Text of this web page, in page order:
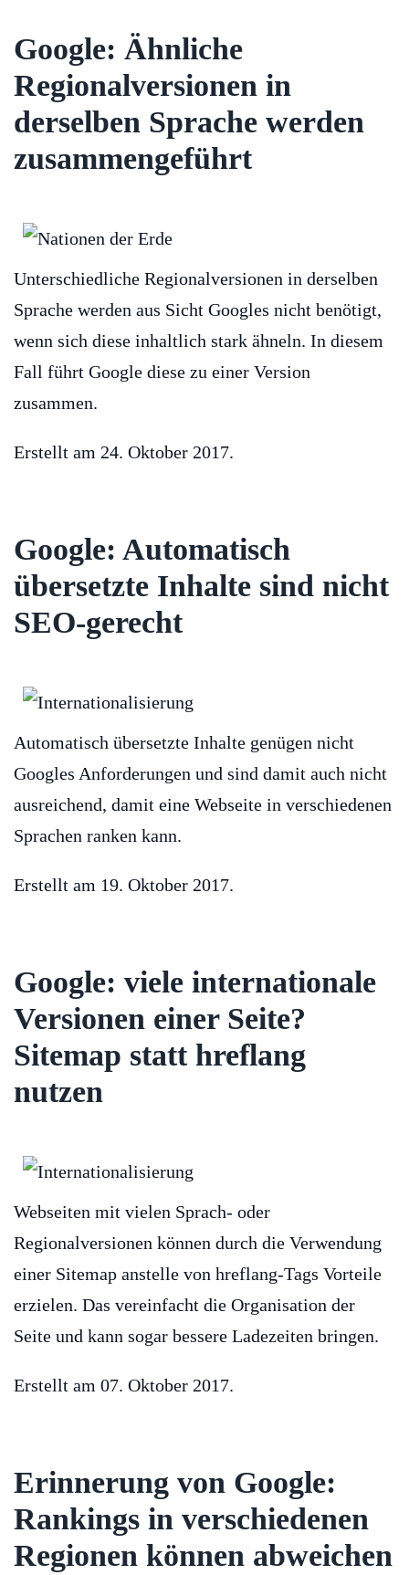
Google: Ähnliche
Regionalversionen in
derselben Sprache werden
zusammengeführt
Unterschiedliche Regionalversionen in derselben
Sprache werden aus Sicht Googles nicht benötigt,
wenn sich diese inhaltlich stark ähneln. In diesem
Fall führt Google diese zu einer Version
zusammen.
Erstellt am 24. Oktober 2017.
Google: Automatisch
übersetzte Inhalte sind nicht
SEO-gerecht
Automatisch übersetzte Inhalte genügen nicht
Googles Anforderungen und sind damit auch nicht
ausreichend, damit eine Webseite in verschiedenen
Sprachen ranken kann.
Erstellt am 19. Oktober 2017.
Google: viele internationale
Versionen einer Seite?
Sitemap statt hreflang
nutzen
Webseiten mit vielen Sprach- oder
Regionalversionen können durch die Verwendung
einer Sitemap anstelle von hreflang-Tags Vorteile
erzielen. Das vereinfacht die Organisation der
Seite und kann sogar bessere Ladezeiten bringen.
Erstellt am 07. Oktober 2017.
Erinnerung von Google:
Rankings in verschiedenen
Regionen können abweichen